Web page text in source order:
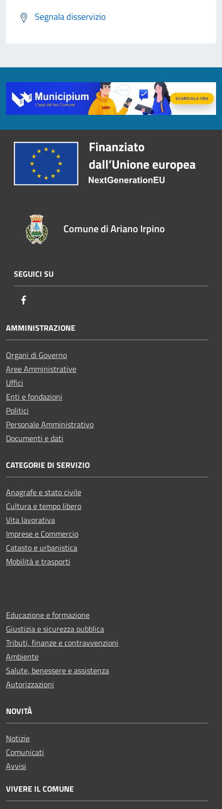
Segnala disservizio
Comune di Ariano Irpino
SEGUICI SU
AMMINISTRAZIONE
Organi di Governo
Aree Amministrative
Uffici
Enti e fondazioni
Politici
Personale Amministrativo
Documenti e dati
CATEGORIE DI SERVIZIO
Anagrafe e stato civile
Cultura e tempo libero
Vita lavorativa
Imprese e Commercio
Catasto e urbanistica
Mobilità e trasporti
Educazione e formazione
Giustizia e sicurezza pubblica
Tributi, finanze e contravvenzioni
Ambiente
Salute, benessere e assistenza
Autorizzazioni
NOVITÀ
Notizie
Comunicati
Avvisi
VIVERE IL COMUNE